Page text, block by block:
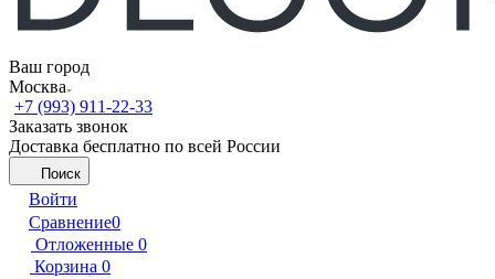
Ваш город
Москва
+7 (993) 911-22-33
Заказать звонок
Доставка бесплатно по всей России
Поиск
Войти
Сравнение0
Отложенные 0
Корзина 0